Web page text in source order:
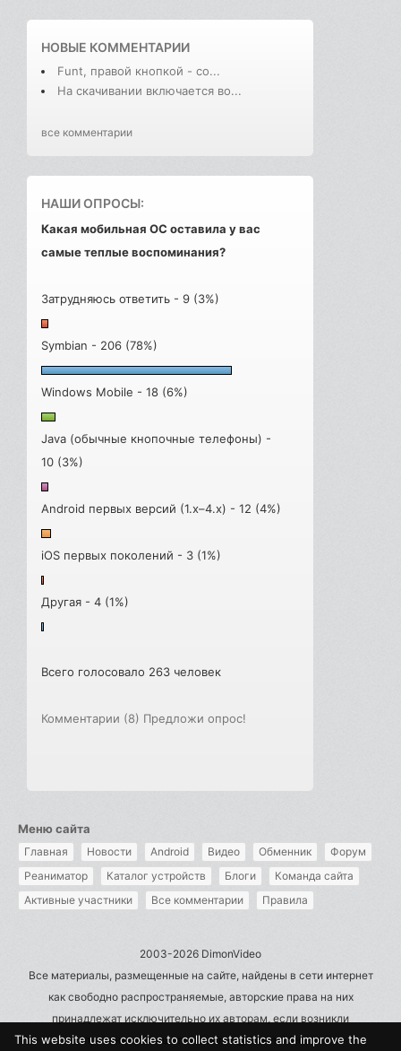
НОВЫЕ КОММЕНТАРИИ
Funt, правой кнопкой - со...
На скачивании включается во...
все комментарии
НАШИ ОПРОСЫ:
Какая мобильная ОС оставила у вас
самые теплые воспоминания?
Затрудняюсь ответить - 9 (3%)
Symbian - 206 (78%)
Windows Mobile - 18 (6%)
Java (обычные кнопочные телефоны) -
10 (3%)
Android первых версий (1.x–4.x) - 12 (4%)
iOS первых поколений - 3 (1%)
Другая - 4 (1%)
Всего голосовало 263 человек
Комментарии (8) Предложи опрос!
Меню сайта
Главная Новости Android Видео Обменник
Форум
Реаниматор
Каталог устройств Блоги
Команда сайта
Активные участники
Все комментарии Правила
2003-2026 DimonVideo
Все материалы, размещенные на сайте, найдены в сети интернет
как свободно распространяемые, авторские права на них
принадлежат исключительно их авторам, если возникли
претензии - пишите на admin@dimonvideo.ru
This website uses cookies to collect statistics and improve the